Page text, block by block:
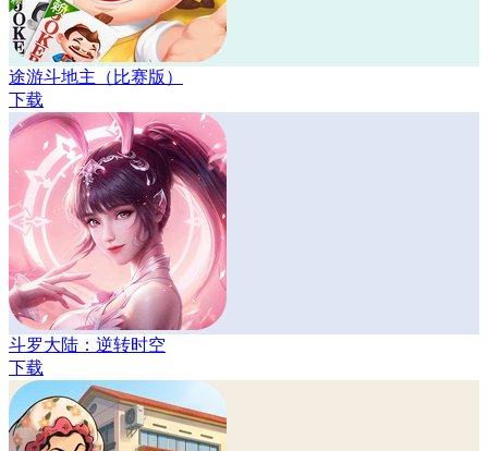
途游斗地主（比赛版）
下载
斗罗大陆：逆转时空
下载